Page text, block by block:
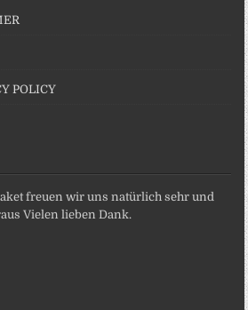
POLICY
freuen wir uns natürlich sehr und
Vielen lieben Dank.